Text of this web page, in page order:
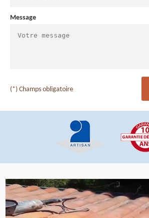
Message
(*) Champs obligatoire